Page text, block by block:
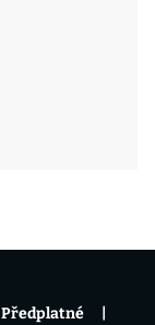
Předplatné